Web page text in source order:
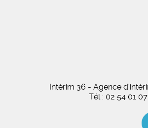
Intérim 36 - Agence
Tél : 02 54 01